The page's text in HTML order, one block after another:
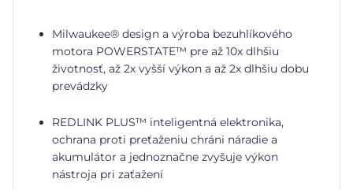
Milwaukee® design a výroba bezuhlíkového
motora POWERSTATE™ pre až 10x dlhšiu
životnosť, až 2x vyšší výkon a až 2x dlhšiu dobu
prevádzky
REDLINK PLUS™ inteligentná elektronika,
ochrana proti preťaženiu chráni náradie a
akumulátor a jednoznačne zvyšuje výkon
nástroja pri zaťažení